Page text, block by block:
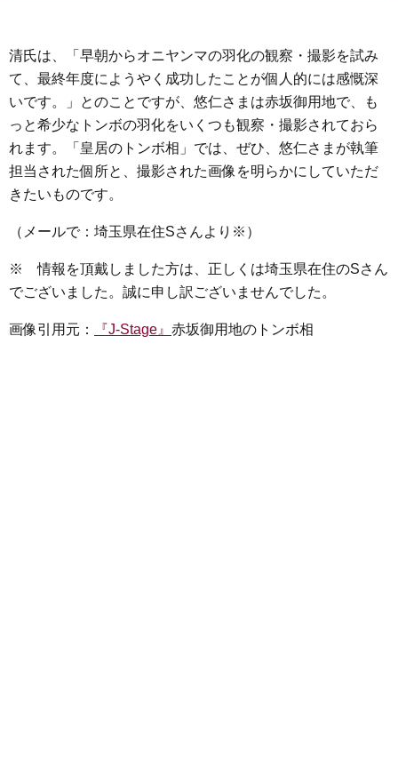
清氏は、「早朝からオニヤンマの羽化の観察・撮影を試み
て、最終年度にようやく成功したことが個人的には感慨深
いです。」とのことですが、悠仁さまは赤坂御用地で、も
っと希少なトンボの羽化をいくつも観察・撮影されておら
れます。「皇居のトンボ相」では、ぜひ、悠仁さまが執筆
担当された個所と、撮影された画像を明らかにしていただ
きたいものです。
（メールで：埼玉県在住Sさんより※）
※ 情報を頂戴しました方は、正しくは埼玉県在住のSさん
でございました。誠に申し訳ございませんでした。
画像引用元： 『J-Stage』 赤坂御用地のトンボ相